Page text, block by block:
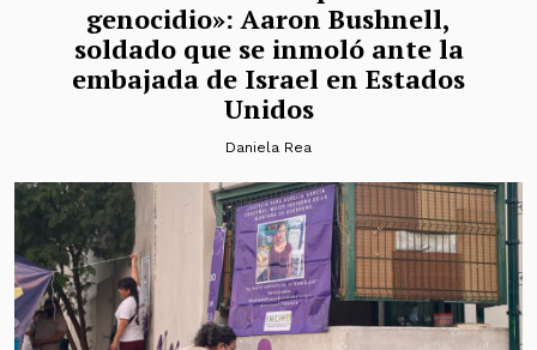
genocidio»: Aaron Bushnell,
soldado que se inmoló ante la
embajada de Israel en Estados
Unidos
Daniela Rea